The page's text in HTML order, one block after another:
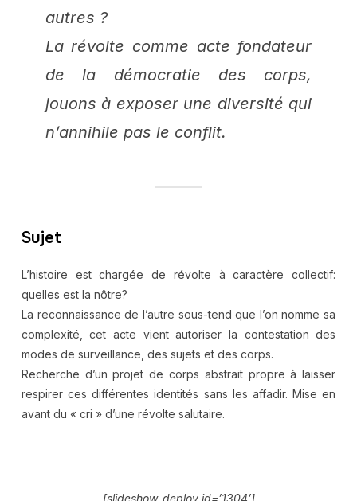
autres ?
La révolte comme acte fondateur
de la démocratie des corps,
jouons à exposer une diversité qui
n’annihile pas le conflit.
Sujet
L’histoire est chargée de révolte à caractère collectif:
quelles est la nôtre?
La reconnaissance de l’autre sous-tend que l’on nomme sa
complexité, cet acte vient autoriser la contestation des
modes de surveillance, des sujets et des corps.
Recherche d’un projet de corps abstrait propre à laisser
respirer ces différentes identités sans les affadir. Mise en
avant du « cri » d’une révolte salutaire.